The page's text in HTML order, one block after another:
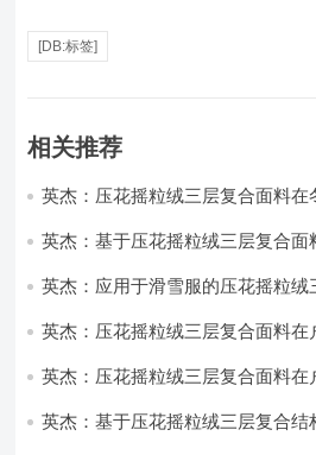
[DB:标签]
相关推荐
英杰：压花摇粒绒三层复合面料在
英杰：基于压花摇粒绒三层复合面
英杰：应用于滑雪服的压花摇粒绒
英杰：压花摇粒绒三层复合面料在
英杰：压花摇粒绒三层复合面料在
英杰：基于压花摇粒绒三层复合结